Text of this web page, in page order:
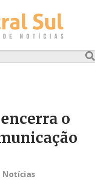
o
Notícias